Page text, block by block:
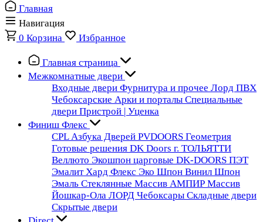
Главная
Навигация
0 Корзина Избранное
Главная страница
Межкомнатные двери
Входные двери Фурнитура и прочее Лорд ПВХ
Чебоксарские Арки и порталы Специальные
двери Пристрой | Уценка
Финиш Флекс
CPLАзбука Дверей PVDOORS Геометрия
Готовые решения DK Doors г. ТОЛЬЯТТИ
Веллюто Экошпон царговые DK-DOORS ПЭТ
ЭмалитХард Флекс Эко Шпон Винил Шпон
Эмаль Стеклянные Массив АМПИР Массив
Йошкар-Ола ЛОРД Чебоксары Складные двери
Скрытые двери